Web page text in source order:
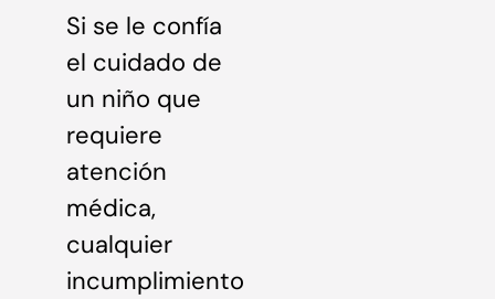
Si se le confía
el cuidado de
un niño que
requiere
atención
médica,
cualquier
incumplimiento